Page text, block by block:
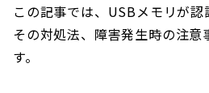
この記事では、USBメモリが
その対処法、障害発生時の注意
す。